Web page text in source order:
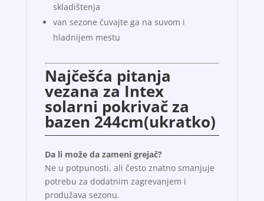
skladištenja
van sezone čuvajte ga na suvom i
hladnijem mestu
Najčešća pitanja
vezana za Intex
solarni pokrivač za
bazen 244cm(ukratko)
Da li može da zameni grejač?
Ne u potpunosti, ali često znatno smanjuje
potrebu za dodatnim zagrevanjem i
produžava sezonu.